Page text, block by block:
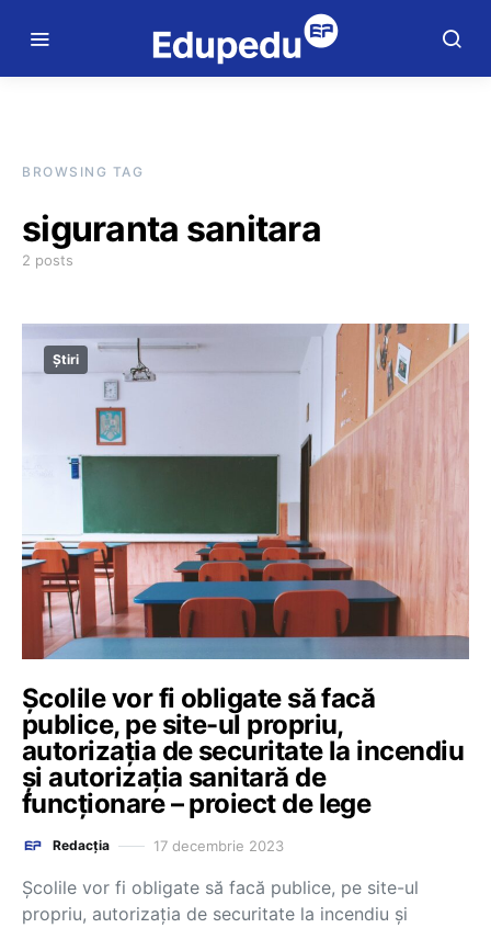
BROWSING TAG
siguranta sanitara
2 posts
Știri
Şcolile vor fi obligate să facă
publice, pe site-ul propriu,
autorizaţia de securitate la incendiu
şi autorizaţia sanitară de
funcţionare – proiect de lege
Redacția 17 decembrie 2023
Şcolile vor fi obligate să facă publice, pe site-ul
propriu, autorizaţia de securitate la incendiu şi